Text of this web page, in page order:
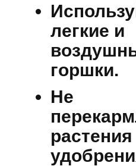
легкие и
горшки.
Не
растения